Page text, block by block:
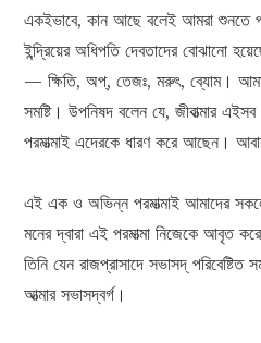
একইভাবে, কান আছে বলেই আমরা শুনতে
ইন্দ্রিয়ের অধিপতি দেবতাদের বোঝানো
— ক্ষিতি, অপ্‌, তেজঃ, মরুৎ, ব্যোম।
সমষ্টি। উপনিষদ বলেন যে, জীবাত্মার এইসব
পরমাত্মাই এদেরকে ধারণ করে আছেন।
এই এক ও অভিন্ন পরমাত্মাই আমাদের
মনের দ্বারা এই পরমাত্মা নিজেকে আবৃত
তিনি যেন রাজপ্রাসাদে সভাসদ্‌
আত্মার সভাসদ্‌বর্গ।